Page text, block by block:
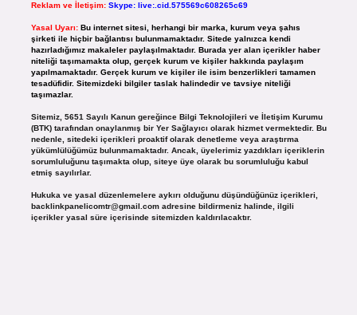
Reklam ve İletişim: Skype: live:.cid.575569c608265c69
Yasal Uyarı: Bu internet sitesi, herhangi bir marka, kurum veya şahıs
şirketi ile hiçbir bağlantısı bulunmamaktadır. Sitede yalnızca kendi
hazırladığımız makaleler paylaşılmaktadır. Burada yer alan içerikler haber
niteliği taşımamakta olup, gerçek kurum ve kişiler hakkında paylaşım
yapılmamaktadır. Gerçek kurum ve kişiler ile isim benzerlikleri tamamen
tesadüfidir. Sitemizdeki bilgiler taslak halindedir ve tavsiye niteliği
taşımazlar.
Sitemiz, 5651 Sayılı Kanun gereğince Bilgi Teknolojileri ve İletişim Kurumu
(BTK) tarafından onaylanmış bir Yer Sağlayıcı olarak hizmet vermektedir. Bu
nedenle, sitedeki içerikleri proaktif olarak denetleme veya araştırma
yükümlülüğümüz bulunmamaktadır. Ancak, üyelerimiz yazdıkları içeriklerin
sorumluluğunu taşımakta olup, siteye üye olarak bu sorumluluğu kabul
etmiş sayılırlar.
Hukuka ve yasal düzenlemelere aykırı olduğunu düşündüğünüz içerikleri,
backlinkpanelicomtr@gmail.comadresine bildirmeniz halinde, ilgili
içerikler yasal süre içerisinde sitemizden kaldırılacaktır.